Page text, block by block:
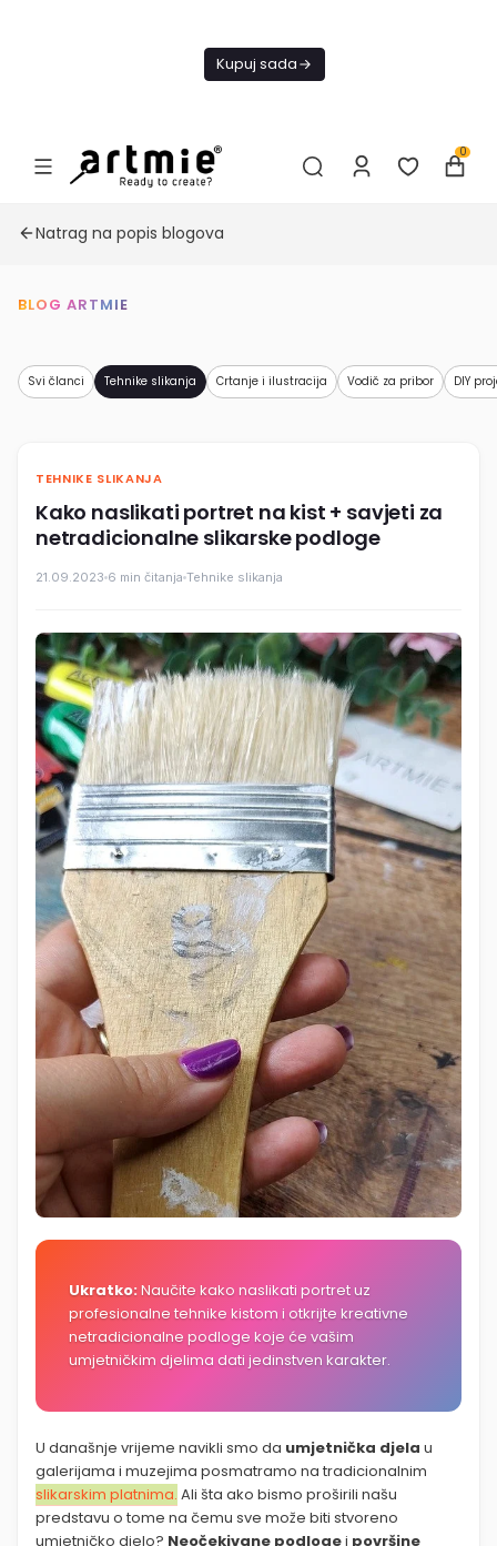
Kupuj sada
0
Natrag na popis blogova
BLOG ARTMIE
Svi članci Tehnike slikanja Crtanje i ilustracija Vodič za pribor DIY
TEHNIKE SLIKANJA
Kako naslikati portret na kist + savjeti za
netradicionalne slikarske podloge
21.09.2023 6 min čitanja Tehnike slikanja
Ukratko: Naučite kako naslikati portret uz
profesionalne tehnike kistom i otkrijte kreativne
netradicionalne podloge koje će vašim
umjetničkim djelima dati jedinstven karakter.
U današnje vrijeme navikli smo da umjetnička djela u
galerijama i muzejima posmatramo na tradicionalnim
slikarskim platnima. Ali šta ako bismo proširili našu
predstavu o tome na čemu sve može biti stvoreno
umjetničko djelo? Neočekivane podlogei površine